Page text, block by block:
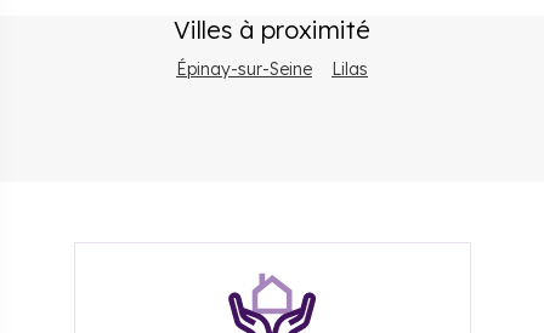
Villes à proximité
Épinay-sur-Seine Lilas